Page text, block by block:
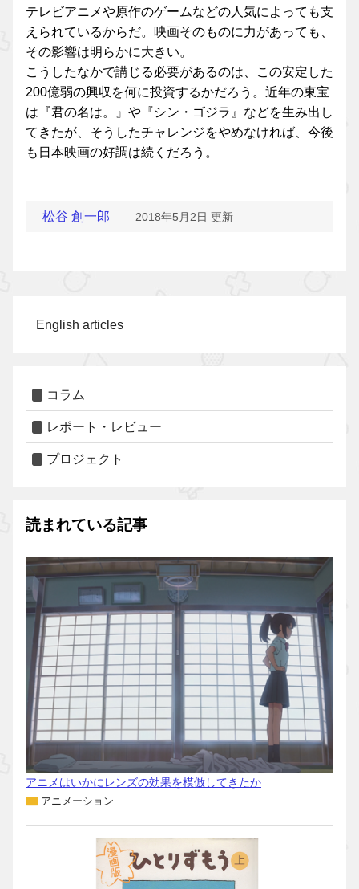
テレビアニメや原作のゲームなどの人気によっても支
えられているからだ。映画そのものに力があっても、
その影響は明らかに大きい。
こうしたなかで講じる必要があるのは、この安定した
200億弱の興収を何に投資するかだろう。近年の東宝
は『君の名は。』や『シン・ゴジラ』などを生み出し
てきたが、そうしたチャレンジをやめなければ、今後
も日本映画の好調は続くだろう。
松谷 創一郎 2018年5月2日 更新
English articles
コラム
レポート・レビュー
プロジェクト
読まれている記事
アニメはいかにレンズの効果を模倣してきたか
アニメーション